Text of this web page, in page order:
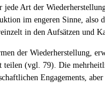
Art der
im engeren Sinne, also
in den Aufsätzen und
der Wiederherstellung,
(vgl. 79). Die
Engagements,